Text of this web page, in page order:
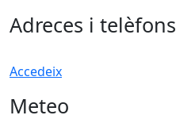
Adreces i telèfons
Accedeix
Meteo